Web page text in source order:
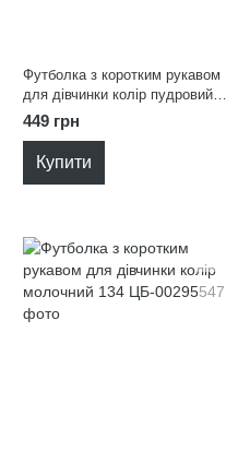
Футболка з коротким рукавом
для дівчинки колір пудровий
134
449 грн
Купити